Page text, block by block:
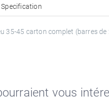
Specification
35-45 carton complet (barres
vous